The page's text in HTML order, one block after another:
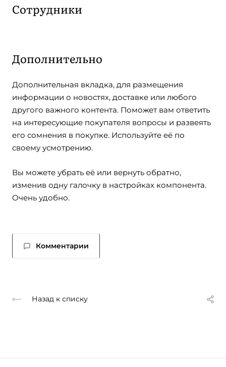
Сотрудники
Вячеславович
Дополнительно
Дополнительная вкладка, для размещения
информации о новостях, доставке или любого
другого важного контента. Поможет вам ответить
на интересующие покупателя вопросы и развеять
его сомнения в покупке. Используйте её по
своему усмотрению.
Вы можете убрать её или вернуть обратно,
изменив одну галочку в настройках компонента.
Очень удобно.
Комментарии
Назад к списку